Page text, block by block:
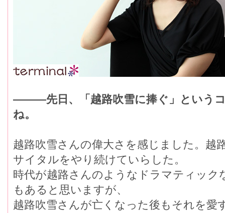
―――先日、「越路吹雪に捧ぐ」という
ね。
越路吹雪さんの偉大さを感じました。越
サイタルをやり続けていらした。
時代が越路さんのようなドラマティッ
もあると思いますが、
越路吹雪さんが亡くなった後もそれを愛